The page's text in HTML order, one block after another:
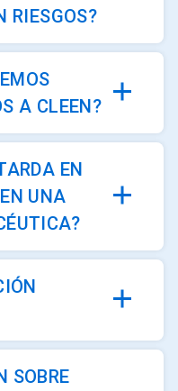
RIESGOS?
A CLEEN?
EN
UNA
SOBRE